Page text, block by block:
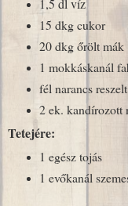
1,5 dl víz
15 dkg cukor
20 dkg őrölt mák
1 mokkáskanál
fél narancs
2 ek. kandírozott
Tetejére:
1 egész tojás
1 evőkanál